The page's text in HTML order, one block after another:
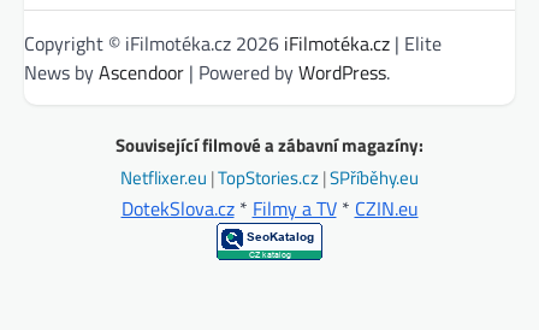
Copyright © iFilmotéka.cz 2026 iFilmotéka.cz | Elite
News byAscendoor | Powered byWordPress.
Související filmové a zábavní magazíny:
Netflixer.eu |TopStories.cz|SPříběhy.eu
DotekSlova.cz* Filmy a TV* CZIN.eu